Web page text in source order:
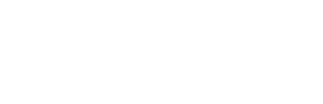
avec un quizz en ligne